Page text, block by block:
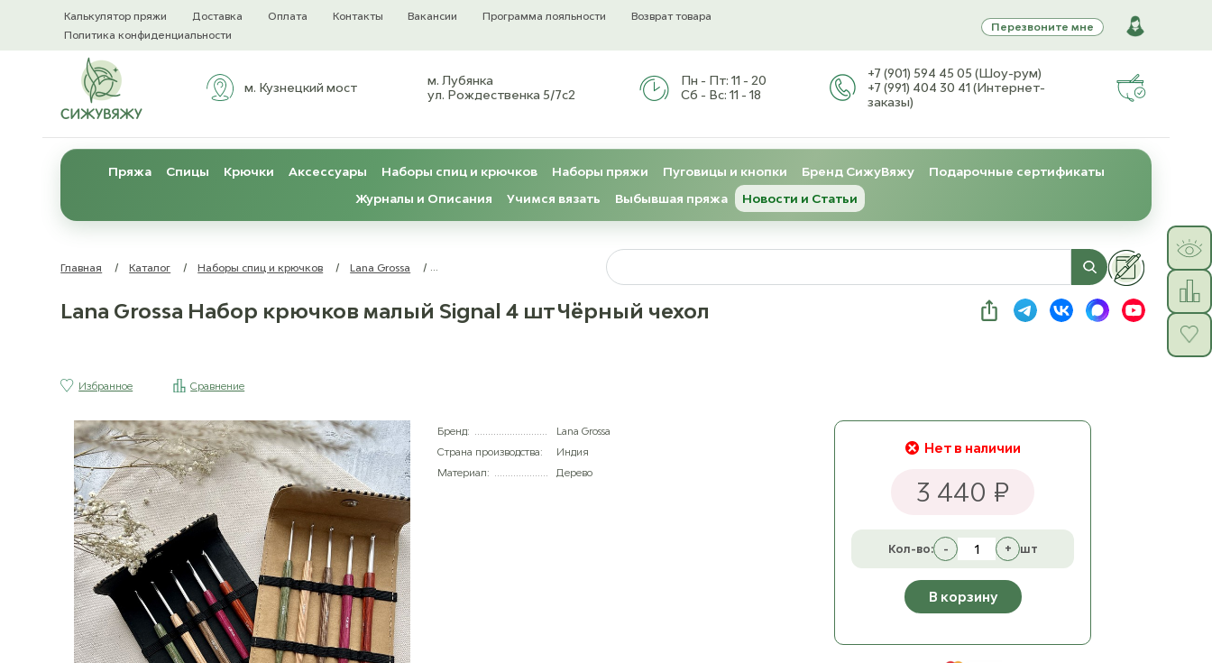
Калькулятор пряжи Доставка Оплата Контакты Вакансии Программа лояльности
Возврат товара
Политика конфиденциальности
Перезвоните мне
м. Кузнецкий мост
м. Лубянка
ул. Рождественка 5/7с2
Пн - Пт: 11 - 20
Сб - Вс: 11 - 18
+7 (901) 594 45 05 (Шоу-рум)
+7 (991) 404 30 41 (Интернет-
заказы)
Пряжа Спицы Крючки Аксессуары Наборы спиц и крючков Наборы пряжи Пуговицы и кнопки Бренд СижуВяжу
Подарочные сертификаты
Журналы и Описания
Учимся вязать Выбывшая пряжа Новости и Статьи
Главная / Каталог / Наборы спиц и крючков / Lana Grossa /
Lana Grossa Набор крючков малый Signal 4 шт Чёрный чехол
Избранное Сравнение
Бренд:
Lana Grossa
Страна производства:
Индия
Материал:
Дерево
Нет в наличии
3 440 ₽
Кол-во: - + шт
В корзину